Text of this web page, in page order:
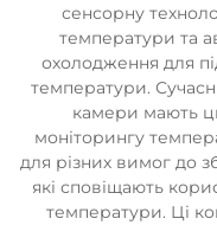
сенсорну
температури та
охолодження для
температури.
камери мають
моніторингу
для різних вимог до
які сповіщають
температури. Ці